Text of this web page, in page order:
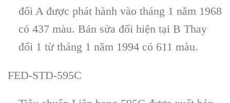
đổi A được phát hành vào tháng 1 năm 1968
có 437 màu. Bản sửa đổi hiện tại B Thay
đổi 1 từ tháng 1 năm 1994 có 611 màu.
FED-STD-595C